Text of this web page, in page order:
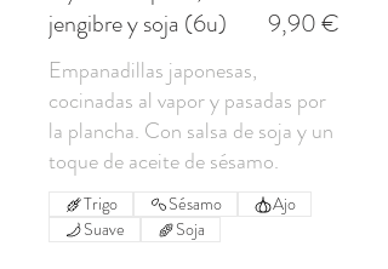
jengibre y soja (6u)
Empanadillas japonesas,
cocinadas al vapor y pasadas por
la plancha. Con salsa de soja y un
9,90 €
Trigo Sésamo
Ajo
Suave
Soja